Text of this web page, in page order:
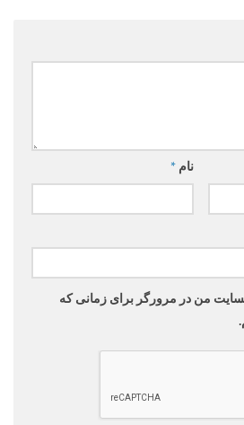
نام *
من در مرورگر برای زمانی که